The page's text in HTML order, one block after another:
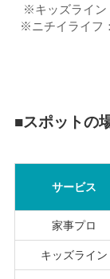
※キッズライン
※ニチイライフ
■スポットの
サービス
家事プロ
キッズライン